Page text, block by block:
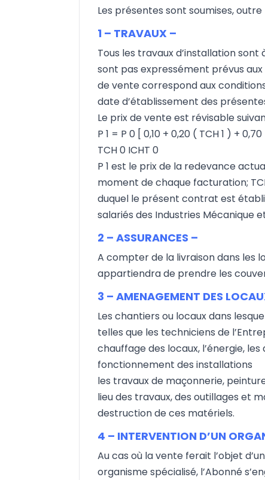
Les présentes sont soumises,
1 – TRAVAUX –
Tous les travaux d’installation sont
sont pas expressément prévus
de vente correspond aux
date d’établissement des
Le prix de vente est révisable
P 1 = P 0 [ 0,10 + 0,20 ( TCH 1 ) +
TCH 0 ICHT 0
P 1 est le prix de la redevance
moment de chaque facturation;
duquel le présent contrat est
salariés des Industries Mécanique
2 – ASSURANCES –
A compter de la livraison dans les
appartiendra de prendre les
3 – AMENAGEMENT DES
Les chantiers ou locaux dans
telles que les techniciens de
chauffage des locaux, l’énergie,
fonctionnement des installations
les travaux de maçonnerie,
lieu des travaux, des outillages et
destruction de ces matériels.
4 – INTERVENTION D’UN
Au cas où la vente ferait l’objet
organisme spécialisé, l’Abonné